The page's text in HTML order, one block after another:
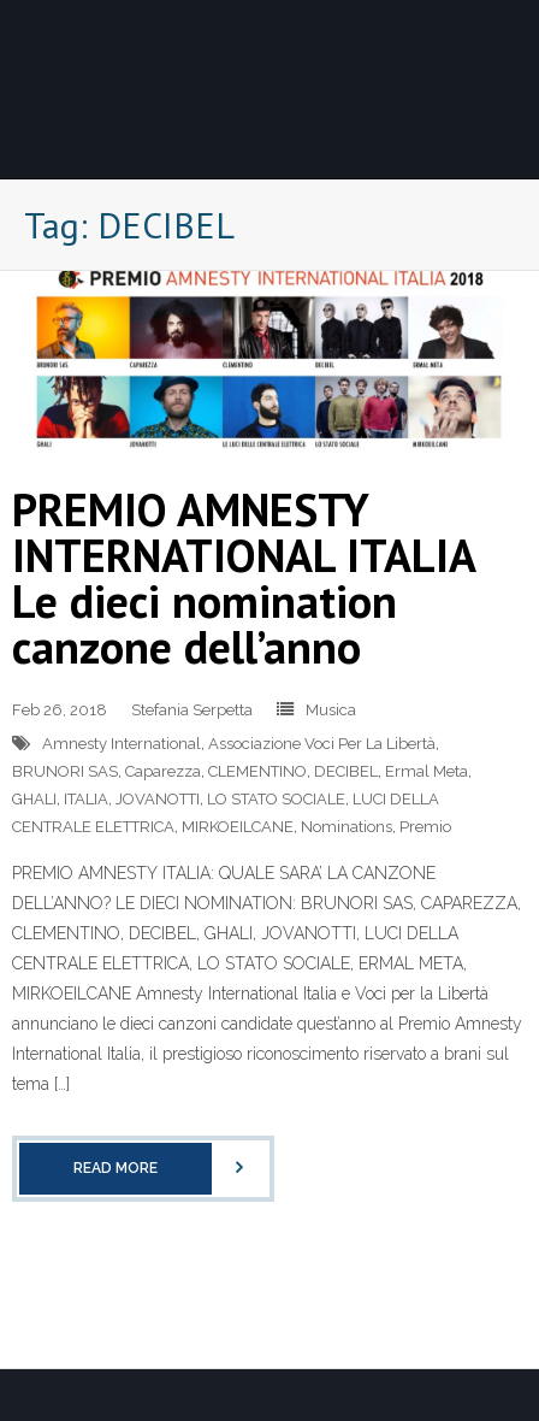
Tag: DECIBEL
PREMIO AMNESTY
INTERNATIONAL ITALIA
Le dieci nomination
canzone dell’anno
Feb 26, 2018 Stefania Serpetta
Musica
Amnesty International Associazione Voci Per La Libertà
BRUNORI SAS Caparezza CLEMENTINO DECIBEL Ermal Meta
GHALI ITALIA JOVANOTTI LO STATO SOCIALE LUCI DELLA
CENTRALE ELETTRICA MIRKOEILCANE Nominations Premio
PREMIO AMNESTY ITALIA: QUALE SARA’ LA CANZONE
DELL’ANNO? LE DIECI NOMINATION: BRUNORI SAS, CAPAREZZA,
CLEMENTINO, DECIBEL, GHALI, JOVANOTTI, LUCI DELLA
CENTRALE ELETTRICA, LO STATO SOCIALE, ERMAL META,
MIRKOEILCANE Amnesty International Italia e Voci per la Libertà
annunciano le dieci canzoni candidate quest’anno al Premio Amnesty
International Italia, il prestigioso riconoscimento riservato a brani sul
tema […]
READ MORE